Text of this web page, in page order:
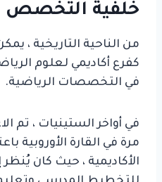
خلفية التخصص
من الناحية التاريخية ،
كفرع أكاديمي لعلوم
في التخصصات الرياضية.
في أواخر الستينيات ، تم
مرة في القارة الأوروبية
الأكاديمية ، حيث كان